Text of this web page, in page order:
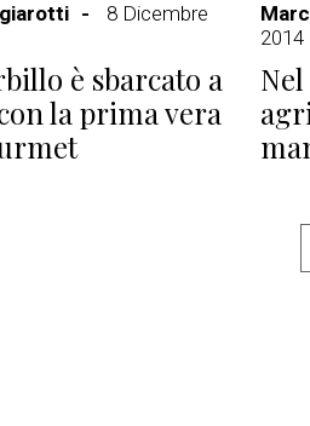
8 Dicembre
è sbarcato a
la prima vera
2014